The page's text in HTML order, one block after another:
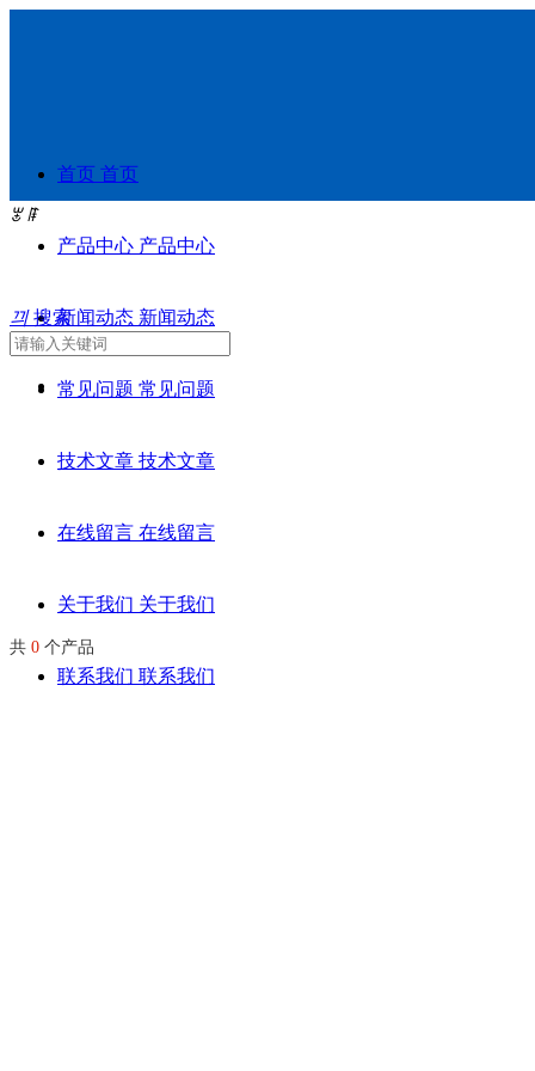
首页 首页
产品中心 产品中心
新闻动态 新闻动态
常见问题 常见问题
技术文章 技术文章
在线留言 在线留言
关于我们 关于我们
联系我们 联系我们
끠 搜索
ꂃ ꁹ
共 0 个产品